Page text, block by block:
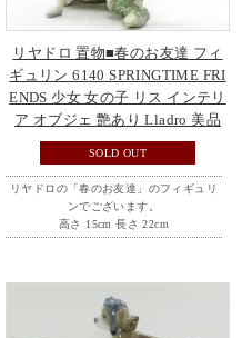
リヤドロ 置物■春のお友達 フィ
ギュリン 6140 SPRINGTIME FRI
ENDS 少女 女の子 リス インテリ
ア オブジェ 艶あり Lladro 美品
SOLD OUT
リヤドロの「春のお友達」のフィギュリ
ンでございます。
高さ 15cm 長さ 22cm